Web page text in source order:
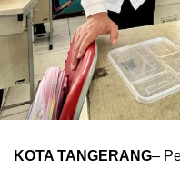
KOTA TANGERANG–